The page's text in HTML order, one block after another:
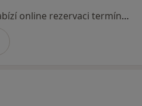
Tento specialista nenabízí online rezervaci termínu na této adrese.